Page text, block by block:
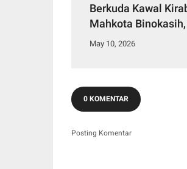
Berkuda Kawal
Mahkota
Karawang Histeris
May 10, 2026
0 KOMENTAR
Posting Komentar